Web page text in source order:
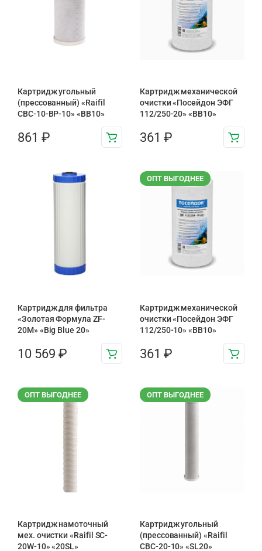
Картридж угольный
(прессованный) «Raifil
CBC-10-BP-10» «BB10»
861 ₽
Картридж механической
очистки «Посейдон ЭФГ
112/250-20» «ВВ10»
361 ₽
Картридж для фильтра
«Золотая Формула ZF-
20М» «Big Blue 20»
10 569 ₽
ОПТ ВЫГОДНЕЕ
Картридж механической
очистки «Посейдон ЭФГ
112/250-10» «ВВ10»
361 ₽
ОПТ ВЫГОДНЕЕ
Картридж намоточный
мех. очистки «Raifil SC-
20W-10» «20SL»
ОПТ ВЫГОДНЕЕ
Картридж угольный
(прессованный) «Raifil
CBC-20-10» «SL20»